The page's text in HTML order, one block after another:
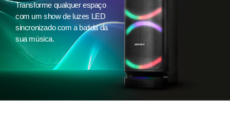
Transforme qualquer espaço
com um show de luzes LED
sincronizado com a batida da
sua música.